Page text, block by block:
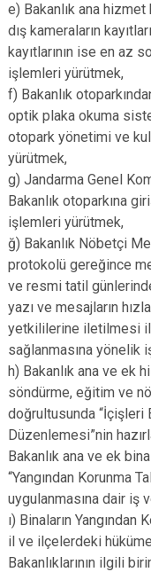
e) Bakanlık ana
dış kameraların
kayıtlarının ise en az
işlemleri yürütmek,
f) Bakanlık
optik plaka okuma
otopark yönetimi ve
yürütmek,
g) Jandarma Genel
Bakanlık otoparkına
işlemleri yürütmek,
ğ) Bakanlık Nöbetçi
protokolü gereğince
ve resmi tatil
yazı ve mesajların
yetkililerine iletilmesi
sağlanmasına yönelik
h) Bakanlık ana ve ek
söndürme, eğitim ve
doğrultusunda “İçişleri
Düzenlemesi”nin
Bakanlık ana ve ek
“Yangından Korunma
uygulanmasına dair iş
ı) Binaların
il ve ilçelerdeki
Bakanlıklarının ilgili